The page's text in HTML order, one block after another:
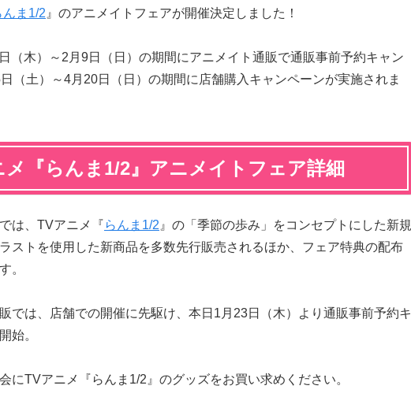
んま1/2 』のアニメイトフェアが開催決定しました！
（木）～2月9日（日）の期間にアニメイト通販で通販事前予約キャン
（土）～4月20日（日）の期間に店舗購入キャンペーンが実施されま
メ『らんま1/2』アニメイトフェア詳細
は、TVアニメ『らんま1/2 』の「季節の歩み」をコンセプトにした新規
ストを使用した新商品を多数先行販売されるほか、フェア特典の配布
。
では、店舗での開催に先駆け、本日1月23日（木）より通販事前予約キ
始。
にTVアニメ『らんま1/2』のグッズをお買い求めください。